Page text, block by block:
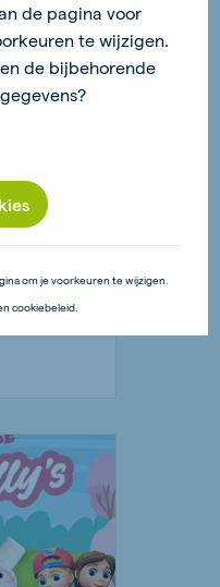
de pagina voor
te wijzigen.
de bijbehorende
om je voorkeuren te wijzigen.
cookiebeleid.